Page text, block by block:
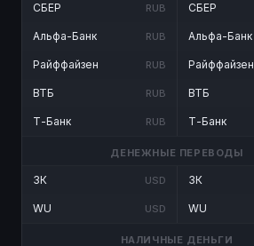
СБЕР RUB
Альфа-Банк RUB
Райффайзен RUB
ВТБ RUB
Т-Банк RUB
СБЕР
Альфа-Банк
Райффайзен
ВТБ
Т-Банк
ДЕНЕЖНЫЕ ПЕРЕВОДЫ
ЗК USD
WU USD
ЗК
WU
НАЛИЧНЫЕ ДЕНЬГИ